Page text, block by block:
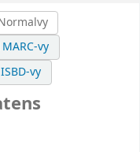
MARC-vy
ISBD-vy